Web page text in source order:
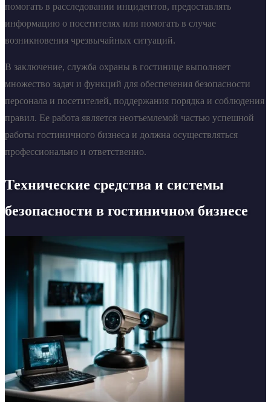
помогать в расследовании инцидентов, предоставлять
информацию о посетителях или помогать в случае
возникновения чрезвычайных ситуаций.
В заключение, служба охраны в гостинице выполняет
множество задач и функций для обеспечения безопасности
персонала и посетителей, поддержания порядка и соблюдения
правил. Ее работа является неотъемлемой частью успешной
работы гостиничного бизнеса и должна осуществляться
профессионально и ответственно.
Технические средства и системы
безопасности в гостиничном бизнесе